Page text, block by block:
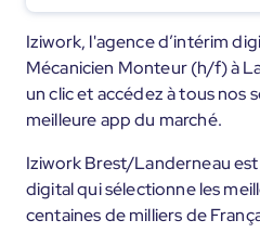
Iziwork, l'agence d’intérim
Mécanicien Monteur (h/f) à
un clic et accédez à tous nos
meilleure app du marché.
Iziwork Brest/Landerneau
digital qui sélectionne les
centaines de milliers de